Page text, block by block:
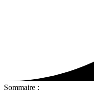
Sommaire :